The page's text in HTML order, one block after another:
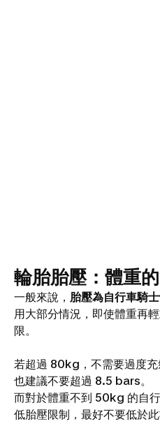
輪胎胎壓：體重
一般來說， 胎壓為自行車騎
用大部分情況，即使體重再
限。
若超過 80kg，不需要過度
也建議不要超過 8.5 bars。
而對於體重不到 50kg 的自
低胎壓限制，最好不要低於